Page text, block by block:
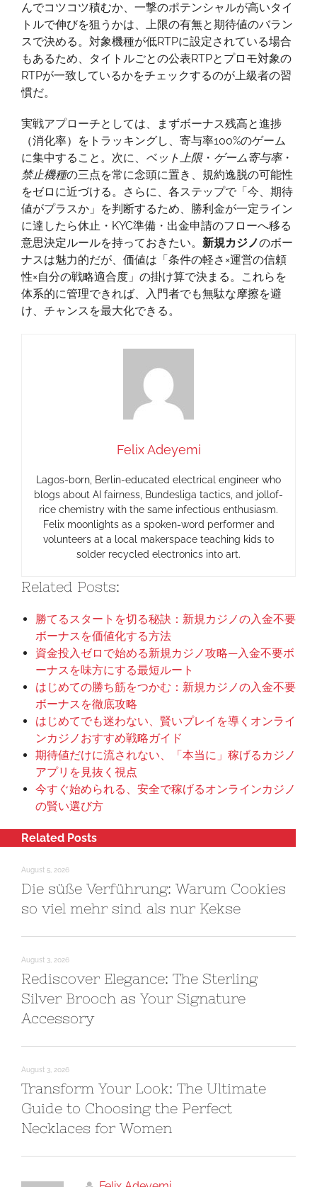
んでコツコツ積むか、一撃のポテンシャルが高いタイ
トルで伸びを狙うかは、上限の有無と期待値のバラン
スで決める。対象機種が低RTPに設定されている場合
もあるため、タイトルごとの公表RTPとプロモ対象の
RTPが一致しているかをチェックするのが上級者の習
慣だ。
実戦アプローチとしては、まずボーナス残高と進捗
（消化率）をトラッキングし、寄与率100%のゲーム
に集中すること。次に、 ベット上限・ ゲーム寄与率・
禁止機種の三点を常に念頭に置き、規約逸脱の可能性
をゼロに近づける。さらに、各ステップで「今、期待
値がプラスか」を判断するため、勝利金が一定ライン
に達したら休止・KYC準備・出金申請のフローへ移る
意思決定ルールを持っておきたい。 新規カジノのボー
ナスは魅力的だが、価値は「条件の軽さ×運営の信頼
性×自分の戦略適合度」の掛け算で決まる。これらを
体系的に管理できれば、入門者でも無駄な摩擦を避
け、チャンスを最大化できる。
Felix Adeyemi
Lagos-born, Berlin-educated electrical engineer who
blogs about AI fairness, Bundesliga tactics, and jollof-
rice chemistry with the same infectious enthusiasm.
Felix moonlights as a spoken-word performer and
volunteers at a local makerspace teaching kids to
solder recycled electronics into art.
Related Posts:
勝てるスタートを切る秘訣：新規カジノの入金不要
ボーナスを価値化する方法
資金投入ゼロで始める新規カジノ攻略—入金不要ボ
ーナスを味方にする最短ルート
はじめての勝ち筋をつかむ：新規カジノの入金不要
ボーナスを徹底攻略
はじめてでも迷わない、賢いプレイを導くオンライ
ンカジノおすすめ戦略ガイド
期待値だけに流されない、「本当に」稼げるカジノ
アプリを見抜く視点
今すぐ始められる、安全で稼げるオンラインカジノ
の賢い選び方
Related Posts
August 5, 2026
Die süße Verführung: Warum Cookies
so viel mehr sind als nur Kekse
August 3, 2026
Rediscover Elegance: The Sterling
Silver Brooch as Your Signature
Accessory
August 3, 2026
Transform Your Look: The Ultimate
Guide to Choosing the Perfect
Necklaces for Women